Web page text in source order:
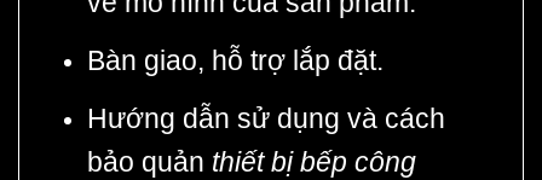
Bàn giao, hỗ trợ lắp đặt.
Hướng dẫn sử dụng và cách
bảo quản thiết bị bếp công